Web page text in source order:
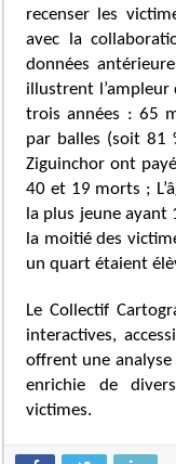
recenser les
avec la
données
illustrent l’ampleur
trois années : 65
par balles (soit 81
Ziguinchor ont
40 et 19 morts ;
la plus jeune ayant
la moitié des
un quart étaient
Le Collectif
interactives,
offrent une analyse
enrichie de
victimes.